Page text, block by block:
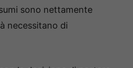
sono nettamente
necessitano di